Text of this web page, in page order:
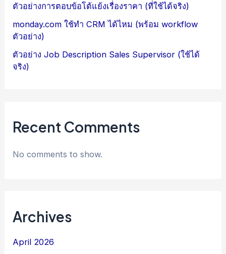
ตัวอย่างการตอบข้อโต้แย้งเรื่องราคา (ที่ใช้ได้จริง)
monday.com ใช้ทำ CRM ได้ไหม (พร้อม workflow
ตัวอย่าง)
ตัวอย่าง Job Description Sales Supervisor (ใช้ได้
จริง)
Recent Comments
No comments to show.
Archives
April 2026